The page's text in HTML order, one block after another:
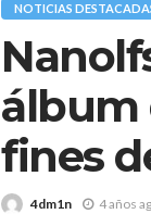
NOTICIAS
álbum
fines
4dm1n 4 años